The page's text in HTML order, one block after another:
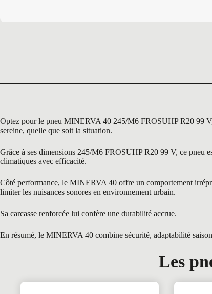
Optez pour le pneu MINERVA 40 245/M6 FROSUHP R20 99 V,
sereine, quelle que soit la situation.
Grâce à ses dimensions 245/M6 FROSUHP R20 99 V, ce pneu
climatiques avec efficacité.
Côté performance, le MINERVA 40 offre un comportement
limiter les nuisances sonores en environnement urbain.
Sa carcasse renforcée lui confère une durabilité accrue.
En résumé, le MINERVA 40 combine sécurité, adaptabilité
Les